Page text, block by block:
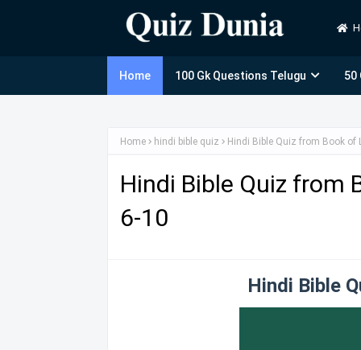
Home 100 Gk Questions Telugu 50
Home hindi bible quiz Hindi Bible Quiz from Book of
Hindi Bible Quiz from
6-10
Hindi Bible